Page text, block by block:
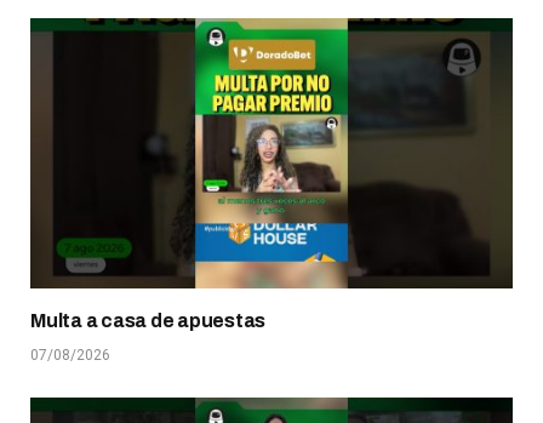
Multa a casa de apuestas
07/08/2026